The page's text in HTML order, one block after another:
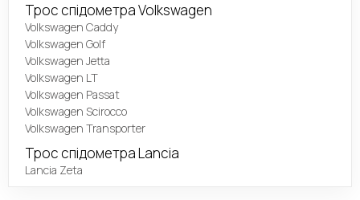
Трос спідометра Volkswagen
Volkswagen Caddy
Volkswagen Golf
Volkswagen Jetta
Volkswagen LT
Volkswagen Passat
Volkswagen Scirocco
Volkswagen Transporter
Трос спідометра Lancia
Lancia Zeta